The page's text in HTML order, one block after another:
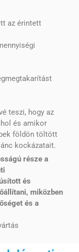
az érintett
teszi, hogy az
és amikor
földön töltött
kockázatait.
része a
és
miközben
és a